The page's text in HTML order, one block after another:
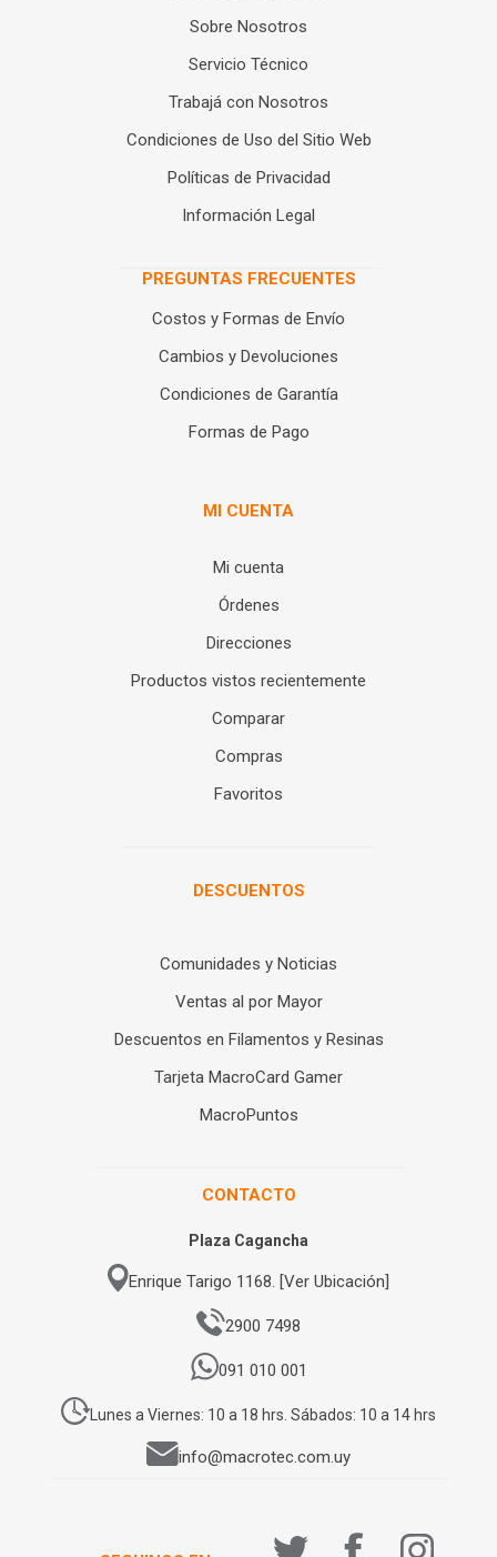
Sobre Nosotros
Servicio Técnico
Trabajá con Nosotros
Condiciones de Uso del Sitio Web
Políticas de Privacidad
Información Legal
PREGUNTAS FRECUENTES
Costos y Formas de Envío
Cambios y Devoluciones
Condiciones de Garantía
Formas de Pago
MI CUENTA
Mi cuenta
Órdenes
Direcciones
Productos vistos recientemente
Comparar
Compras
Favoritos
DESCUENTOS
Comunidades y Noticias
Ventas al por Mayor
Descuentos en Filamentos y Resinas
Tarjeta MacroCard Gamer
MacroPuntos
CONTACTO
Plaza Cagancha
Enrique Tarigo 1168. [Ver Ubicación]
2900 7498
091 010 001
Lunes a Viernes: 10 a 18 hrs. Sábados: 10 a 14 hrs
info@macrotec.com.uy